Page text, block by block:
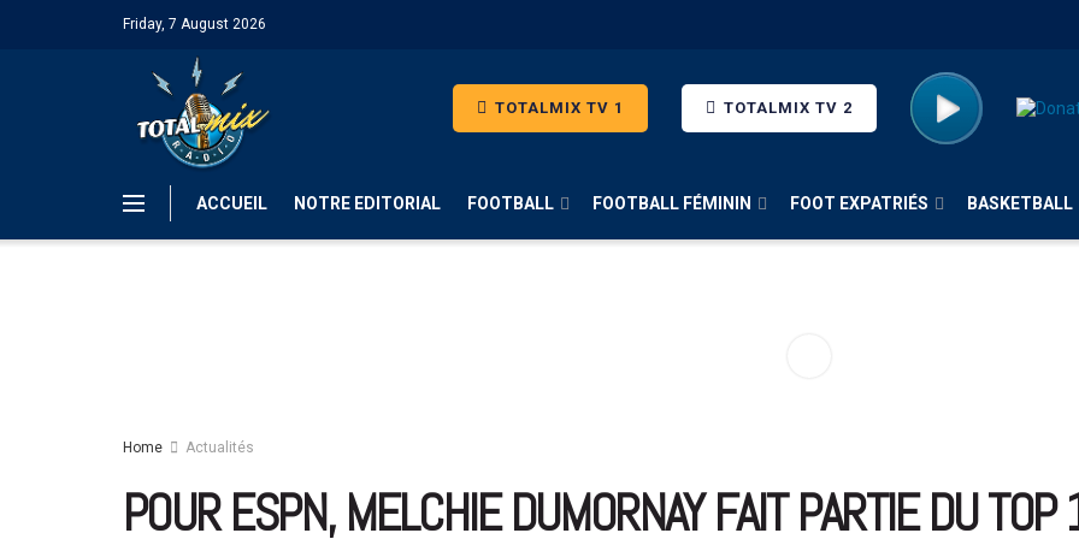
Friday, 7 August 2026
TOTALMIX TV 1 TOTALMIX TV 2
ACCUEIL NOTRE EDITORIAL FOOTBALL FOOTBALL FÉMININ FOOT EXPATRIÉS BASKETBALL
Home Actualités
POUR ESPN, MELCHIE DUMORNAY FAIT PARTIE DU